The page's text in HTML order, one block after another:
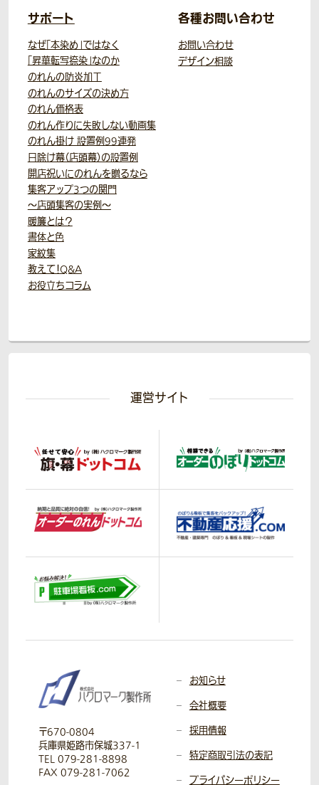
サポート
なぜ「本染め」ではなく
「昇華転写捺染」なのか
のれんの防炎加工
のれんのサイズの決め方
のれん価格表
のれん作りに失敗しない動画集
のれん掛け 設置例99連発
日除け幕（店頭幕）の設置例
開店祝いにのれんを贈るなら
集客アップ3つの関門
～店頭集客の実例～
暖簾とは？
書体と色
家紋集
教えて！Q&A
お役立ちコラム
各種お問い合わせ
お問い合わせ
デザイン相談
運営サイト
〒670-0804
兵庫県姫路市保城337-1
TEL 079-281-8898
FAX 079-281-7062
お知らせ
会社概要
採用情報
特定商取引法の表記
プライバシーポリシー